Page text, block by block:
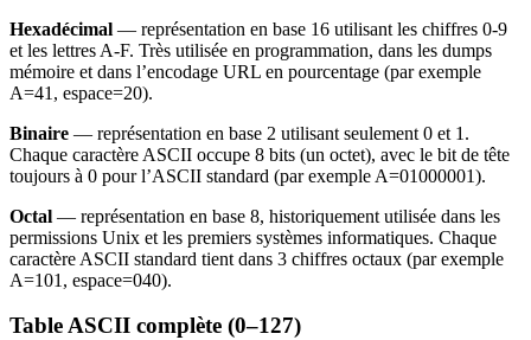
Hexadécimal — représentation en base 16 utilisant les chiffres 0-9
et les lettres A-F. Très utilisée en programmation, dans les dumps
mémoire et dans l’encodage URL en pourcentage (par exemple
A=41, espace=20).
Binaire — représentation en base 2 utilisant seulement 0 et 1.
Chaque caractère ASCII occupe 8 bits (un octet), avec le bit de tête
toujours à 0 pour l’ASCII standard (par exemple A=01000001).
Octal — représentation en base 8, historiquement utilisée dans les
permissions Unix et les premiers systèmes informatiques. Chaque
caractère ASCII standard tient dans 3 chiffres octaux (par exemple
A=101, espace=040).
Table ASCII complète (0–127)